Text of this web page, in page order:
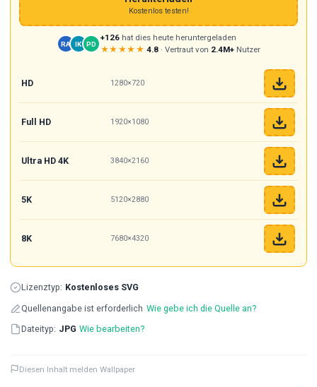
Kostenlos testen!
RA IK PD
+126hat dies heute heruntergeladen
★★★★★ 4.8 · Vertraut von 2.4M+ Nutzer
HD 1280×720
Full HD 1920×1080
Ultra HD 4K 3840×2160
5K 5120×2880
8K 7680×4320
Lizenztyp: Kostenloses SVG
Quellenangabe ist erforderlich Wie gebe ich die Quelle an?
Dateityp: JPG Wie bearbeiten?
Diesen Inhalt melden Wallpaper